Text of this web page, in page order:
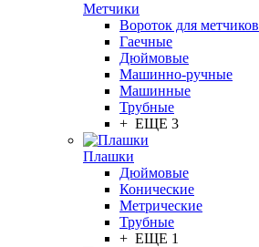
Метчики
Вороток для метчиков
Гаечные
Дюймовые
Машинно-ручные
Машинные
Трубные
+ ЕЩЕ 3
Плашки
Дюймовые
Конические
Метрические
Трубные
+ ЕЩЕ 1